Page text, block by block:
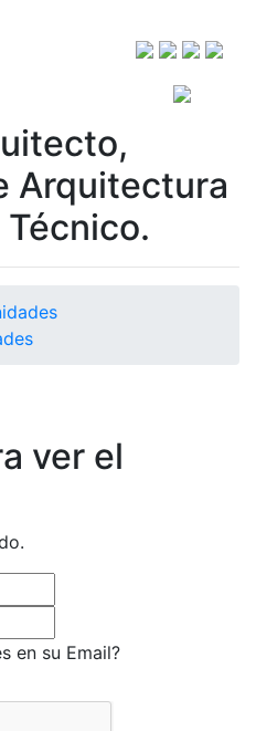
Arquitectura
ver el
en su Email?